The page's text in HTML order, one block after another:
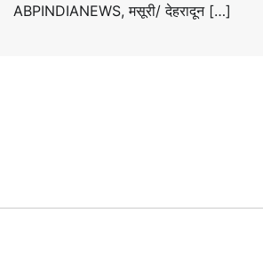
ABPINDIANEWS, मसूरी/ देहरादून […]